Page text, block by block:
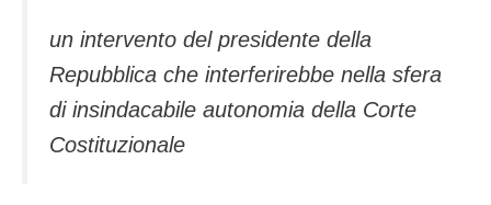
un intervento del presidente della
Repubblica che interferirebbe nella sfera
di insindacabile autonomia della Corte
Costituzionale